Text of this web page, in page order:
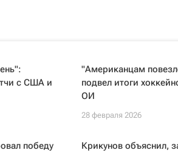
с США и
"Американцам
подвел итоги
ОИ
28 февраля 2026
победу
Крикунов объяснил,